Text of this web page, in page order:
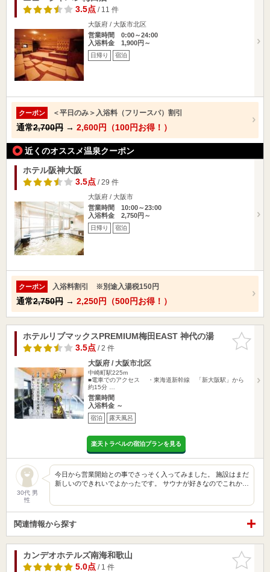
3.5点/ 11 件
大阪府 / 大阪市北区
営業時間 0:00～24:00
入浴料金 1,900円～
日帰り 宿泊
クーポン ＜平日のみ＞入浴料（フリースパ）割引
通常2,700円 → 2,600円（100円お得！）
近くのオススメ温泉クーポン
ホテル阪神大阪
3.5点/ 29 件
大阪府 / 大阪市
営業時間 10:00～23:00
入浴料金 2,750円～
日帰り 宿泊
クーポン 入浴料割引 ※別途入湯税150円
通常2,750円 → 2,250円（500円お得！）
お気に入
りに追加
ホテルリブマックスPREMIUM梅田EAST 神代の湯
3.5点/ 2 件
大阪府 / 大阪市北区
中崎町駅225m
■電車でのアクセス ・東海道新幹線 「新大阪駅」から
約15分 …
営業時間
入浴料金 ～
宿泊 露天風呂
楽天トラベルの宿泊プランを見る
30代 男
性
今日から営業開始との事でさっそく入ってみました。 施設はまだ
新しいのできれいでよかったです。 サウナが好きなのでこれか…
関連情報から探す
お気に入
りに追加
カンデオホテルズ南海和歌山
5.0点/ 1 件